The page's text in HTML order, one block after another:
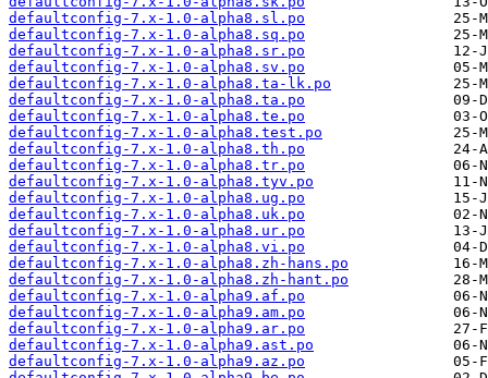
defaultconfig-7.x-1.0-alpha8.sl.po
defaultconfig-7.x-1.0-alpha8.sq.po
defaultconfig-7.x-1.0-alpha8.sr.po
defaultconfig-7.x-1.0-alpha8.sv.po
defaultconfig-7.x-1.0-alpha8.ta-lk.po
defaultconfig-7.x-1.0-alpha8.ta.po
defaultconfig-7.x-1.0-alpha8.te.po
defaultconfig-7.x-1.0-alpha8.test.po
defaultconfig-7.x-1.0-alpha8.th.po
defaultconfig-7.x-1.0-alpha8.tr.po
defaultconfig-7.x-1.0-alpha8.tyv.po
defaultconfig-7.x-1.0-alpha8.ug.po
defaultconfig-7.x-1.0-alpha8.uk.po
defaultconfig-7.x-1.0-alpha8.ur.po
defaultconfig-7.x-1.0-alpha8.vi.po
defaultconfig-7.x-1.0-alpha8.zh-hans.po
defaultconfig-7.x-1.0-alpha8.zh-hant.po
defaultconfig-7.x-1.0-alpha9.af.po
defaultconfig-7.x-1.0-alpha9.am.po
defaultconfig-7.x-1.0-alpha9.ar.po
defaultconfig-7.x-1.0-alpha9.ast.po
defaultconfig-7.x-1.0-alpha9.az.po